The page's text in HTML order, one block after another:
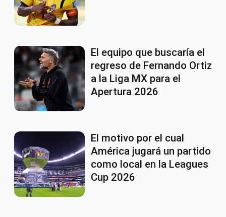
El equipo que buscaría el
regreso de Fernando Ortiz
a la Liga MX para el
Apertura 2026
El motivo por el cual
América jugará un partido
como local en la Leagues
Cup 2026